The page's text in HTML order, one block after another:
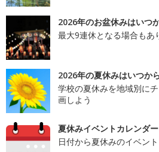
2026年のお盆休みはいつ
最大9連休となる場合もあ
2026年の夏休みはいつか
学校の夏休みを地域別に
画しよう
夏休みイベントカレンダー
日付から夏休みのイベン